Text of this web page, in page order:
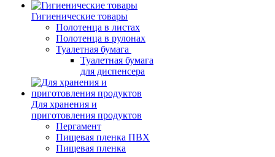
Гигиенические товары
Полотенца в листах
Полотенца в рулонах
Туалетная бумага
Туалетная бумага
для диспенсера
Для хранения и
приготовления продуктов
Пергамент
Пищевая пленка ПВХ
Пищевая пленка